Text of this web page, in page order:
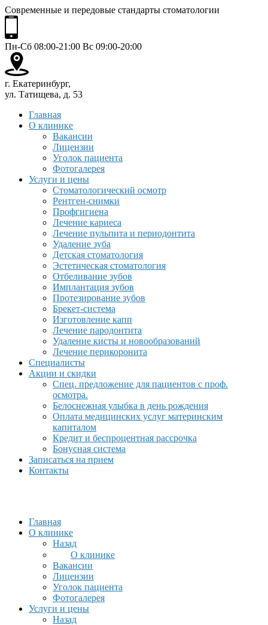
Современные и передовые стандарты стоматологии
Пн-Сб 08:00-21:00 Вс 09:00-20:00
г. Екатеринбург,
ул. Татищева, д. 53
Главная
О клинике
Вакансии
Лицензии
Уголок пациента
Фотогалерея
Услуги и цены
Стоматологический осмотр
Рентген-снимки
Профгигиена
Лечение кариеса
Лечение пульпита и периодонтита
Удаление зуба
Детская стоматология
Эстетическая стоматология
Отбеливание зубов
Имплантация зубов
Протезирование зубов
Брекет-система
Изготовление капп
Лечение пародонтита
Удаление кисты и новообразований
Лечение перикоронита
Специалисты
Акции и скидки
Спец. предложение для пациентов с проф.
осмотра.
Белоснежная улыбка в день рождения
Оплата медицинских услуг материнским
капиталом
Кредит и беспроцентная рассрочка
Бонусная система
Записаться на прием
Контакты
Главная
О клинике
Назад
О клинике
Вакансии
Лицензии
Уголок пациента
Фотогалерея
Услуги и цены
Назад